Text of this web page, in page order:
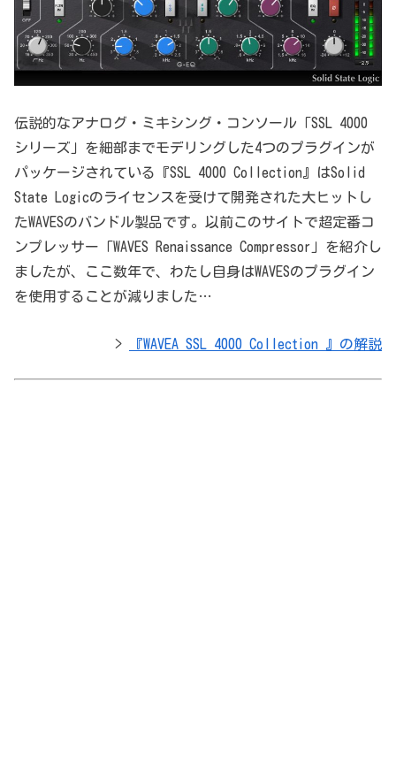
伝説的なアナログ・ミキシング・コンソール「SSL 4000
シリーズ」を細部までモデリングした4つのプラグインが
パッケージされている『SSL 4000 Collection』はSolid
State Logicのライセンスを受けて開発された大ヒットし
たWAVESのバンドル製品です。以前このサイトで超定番コ
ンプレッサー「WAVES Renaissance Compressor」を紹介し
ましたが、ここ数年で、わたし自身はWAVESのプラグイン
を使用することが減りました…
> 『WAVEA SSL 4000 Collection 』の解説